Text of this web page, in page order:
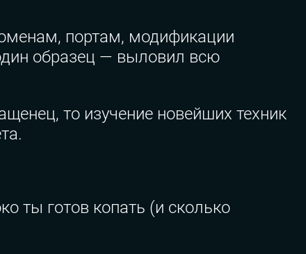
портам, модификации
образец — выловил всю
то изучение новейших техник
ты готов копать (и сколько